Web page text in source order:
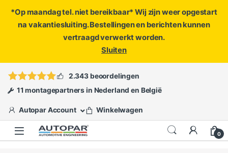
*Op maandag tel. niet bereikbaar* Wij zijn weer opgestart
na vakantiesluiting. Bestellingen en berichten kunnen
vertraagd verwerkt worden.
Sluiten
ofopen een ticket
2.343 beoordelingen
11 montagepartners in Nederland en België
Autopar Account Winkelwagen
0